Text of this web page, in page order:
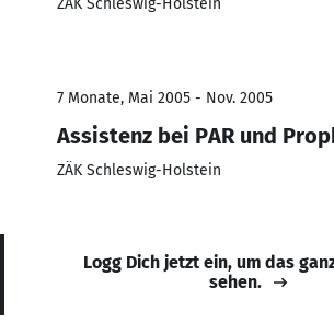
7 Monate, Mai 2005 - Nov. 2005
Assistenz bei PAR und
ZÄK Schleswig-Holstein
Logg Dich jetzt ein, um das
sehen.